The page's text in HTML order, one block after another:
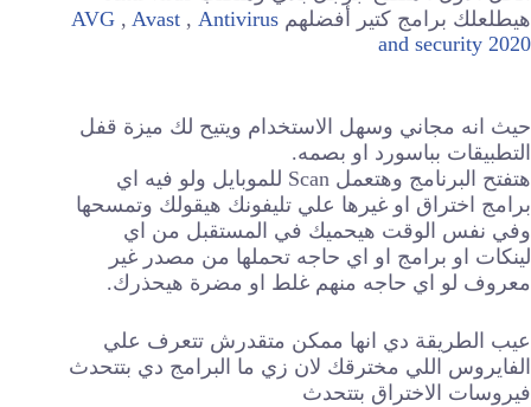
هيطلعلك برامج كتير أفضلهم
AVG , Avast , Antivirus
and security 2020
حيث انه مجاني وسهل الاستخدام ويتيح لك ميزة قفل
التطبيقات بباسورد او بصمه.
هتفتح البرنامج وهتعمل Scan للموبايل ولو فيه اي
برامج اختراق او غيرها علي تليفونك هيقولك وتمسحها
وفي نفس الوقت هيحميك في المستقبل من اي
لينكات او برامج او اي حاجه تحملها من مصدر غير
معروف لو اي حاجه منهم غلط او مضرة هيحذرك.
عيب الطريقة دي انها ممكن متقدرش تتعرف علي
الفايروس اللي مخترقك لان زي ما البرامج دي بتتحدث
فيروسات الاختراق بتتحدث